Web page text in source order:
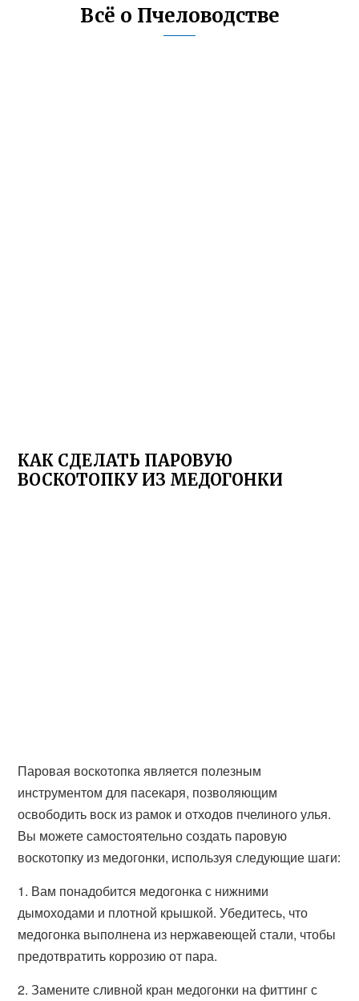
Всё о Пчеловодстве
КАК СДЕЛАТЬ ПАРОВУЮ
ВОСКОТОПКУ ИЗ МЕДОГОНКИ
Паровая воскотопка является полезным
инструментом для пасекаря, позволяющим
освободить воск из рамок и отходов пчелиного улья.
Вы можете самостоятельно создать паровую
воскотопку из медогонки, используя следующие шаги:
1. Вам понадобится медогонка с нижними
дымоходами и плотной крышкой. Убедитесь, что
медогонка выполнена из нержавеющей стали, чтобы
предотвратить коррозию от пара.
2. Замените сливной кран медогонки на фиттинг с